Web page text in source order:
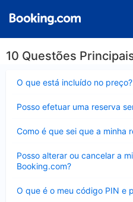
10 Questões
O que está incluído no preço?
fechado
Posso efetuar uma reserva
fechado
Como é que sei que a minha
fechado
Posso alterar ou cancelar a
Booking.com?
fechado
O que é o meu código PIN e
fechado